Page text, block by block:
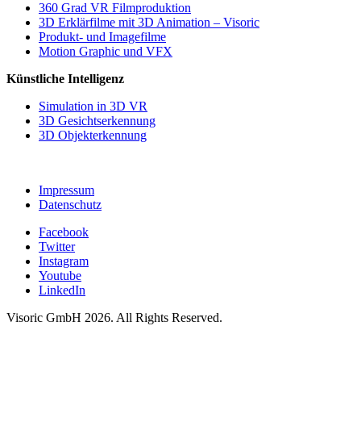
360 Grad VR Filmproduktion
3D Erklärfilme mit 3D Animation – Visoric
Produkt- und Imagefilme
Motion Graphic und VFX
Künstliche Intelligenz
Simulation in 3D VR
3D Gesichtserkennung
3D Objekterkennung
Impressum
Datenschutz
Facebook
Twitter
Instagram
Youtube
LinkedIn
Visoric GmbH 2026. All Rights Reserved.